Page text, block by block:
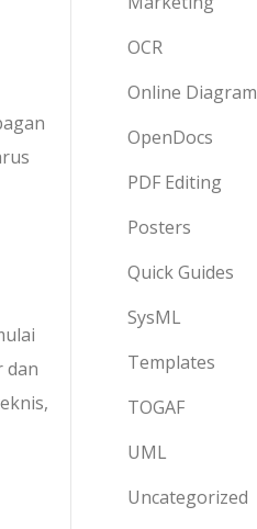
dan
OCR
Online Diagram
OpenDocs
PDF Editing
Posters
Quick Guides
SysML
Templates
TOGAF
UML
Uncategorized